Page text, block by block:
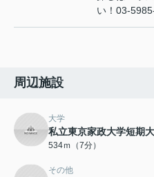
い！03-
周辺施設
大学
私立東京家政大学短期
534ｍ（7分）
その他